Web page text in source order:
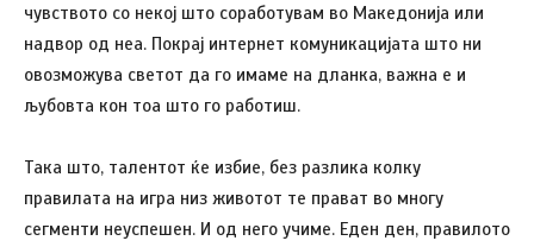
чувството со некој што соработувам во Македонија или
надвор од неа. Покрај интернет комуникацијата што ни
овозможува светот да го имаме на дланка, важна е и
љубовта кон тоа што го работиш.
Така што, талентот ќе избие, без разлика колку
правилата на игра низ животот те прават во многу
сегменти неуспешен. И од него учиме. Еден ден, правилото